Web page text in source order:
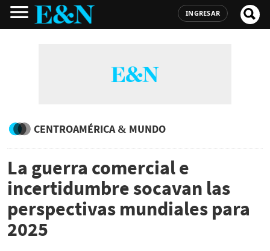
INGRESAR
CENTROAMÉRICA & MUNDO
La guerra comercial e
incertidumbre socavan las
perspectivas mundiales para
2025